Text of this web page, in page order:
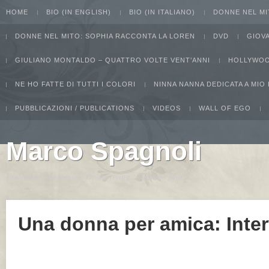
HOME BIO (IN ENGLISH) BIO (IN ITALIANO) DONNE NEL
DONNE NEL MITO: SOPHIA RACCONTA LA LOREN DVD
GIULIANO MONTALDO – QUATTRO VOLTE VENT’ANNI
NE HO FATTE DI TUTTI I COLORI NINNA NANNA DEDICATA A MIO
PUBBLICAZIONI / PUBLICATIONS VIDEOS WALL OF EGO
Marco Spagnoli
Una donna per amica: